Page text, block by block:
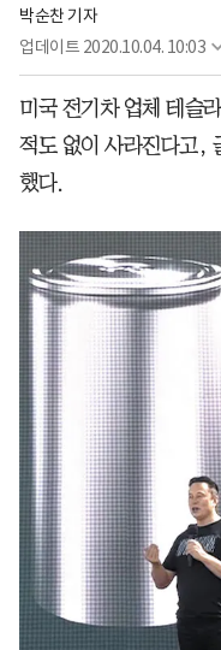
박순찬 기자
업데이트 2020.10.04. 10:03
미국 전기차 업체 테슬
적도 없이 사라진다고,
했다.